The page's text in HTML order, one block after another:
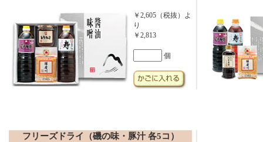
￥2,605（税抜）よ
り
￥2,813
個
フリーズドライ（磯の味・豚汁 各5コ）